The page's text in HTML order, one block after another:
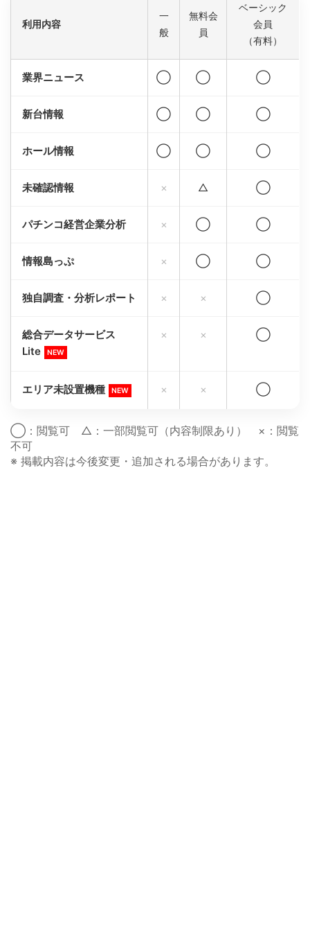
利用内容
一
般
無料会
員
ベーシック
会員
（有料）
業界ニュース ◯ ◯ ◯
新台情報 ◯ ◯ ◯
ホール情報 ◯ ◯ ◯
未確認情報 × △ ◯
パチンコ経営企業分析 × ◯ ◯
情報島っぷ × ◯ ◯
独自調査・分析レポート × × ◯
総合データサービス
Lite
NEW
× × ◯
エリア未設置機種 NEW × × ◯
◯：閲覧可 △：一部閲覧可（内容制限あり） ×：閲覧
不可
※ 掲載内容は今後変更・追加される場合があります。